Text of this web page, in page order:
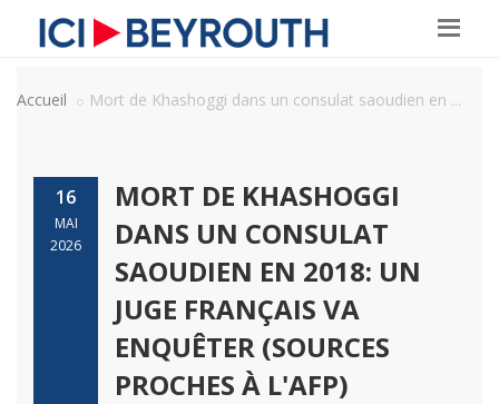
Accueil Mort de Khashoggi dans un consulat saoudien en ...
16
MAI
2026
MORT DE KHASHOGGI
DANS UN CONSULAT
SAOUDIEN EN 2018: UN
JUGE FRANÇAIS VA
ENQUÊTER (SOURCES
PROCHES À L'AFP)